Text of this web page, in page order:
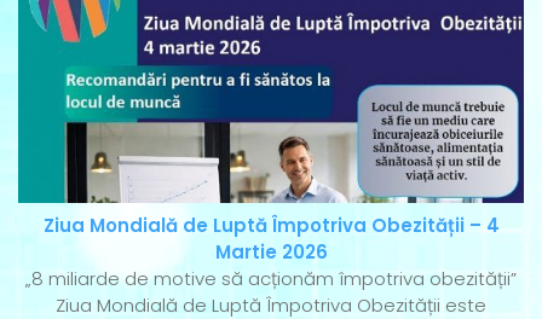
Ziua Mondială de Luptă Împotriva Obezității – 4
Martie 2026
„8 miliarde de motive să acționăm împotriva obezității”
Ziua Mondială de Luptă Împotriva Obezității este